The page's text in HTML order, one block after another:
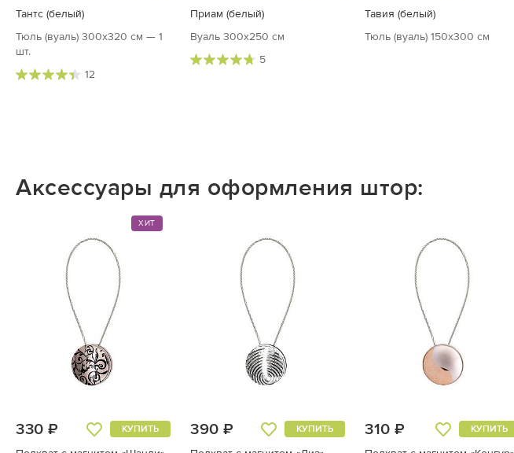
Тантс (белый)
Тюль (вуаль) 300х320 см — 1
шт.
12
Приам (белый)
Вуаль 300х250 см
5
Тавия (белый)
Тюль (вуаль) 150х300 см
Аксессуары для оформления штор:
ХИТ
330 ₽ КУПИТЬ 390 ₽ КУПИТЬ 310 ₽ КУПИТЬ